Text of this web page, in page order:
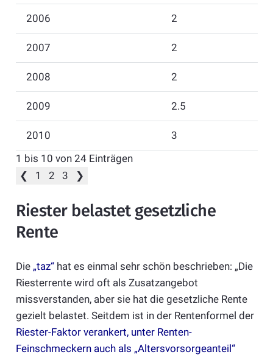
2006 2
2007 2
2008 2
2009 2.5
2010
3
1 bis 10 von 24 Einträgen
❮
1 2 3 ❯
Riester belastet gesetzliche
Rente
Die „taz“hat es einmal sehr schön beschrieben: „Die
Riesterrente wird oft als Zusatzangebot
missverstanden, aber sie hat die gesetzliche Rente
gezielt belastet. Seitdem ist in der Rentenformel der
Riester-Faktor verankert, unter Renten-
Feinschmeckern auch als „Altersvorsorgeanteil“